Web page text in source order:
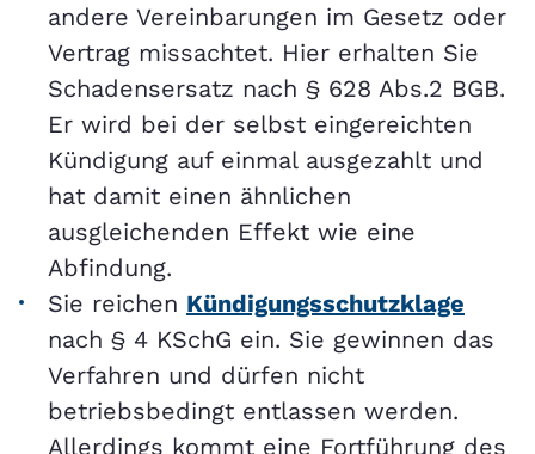
andere Vereinbarungen im Gesetz oder
Vertrag missachtet. Hier erhalten Sie
Schadensersatz nach § 628 Abs.2 BGB.
Er wird bei der selbst eingereichten
Kündigung auf einmal ausgezahlt und
hat damit einen ähnlichen
ausgleichenden Effekt wie eine
Abfindung.
Sie reichen Kündigungsschutzklage
nach § 4 KSchG ein. Sie gewinnen das
Verfahren und dürfen nicht
betriebsbedingt entlassen werden.
Allerdings kommt eine Fortführung des